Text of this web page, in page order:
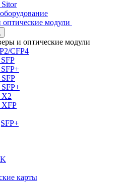
Sitor
модули
и оптические модули
CFP4
карты